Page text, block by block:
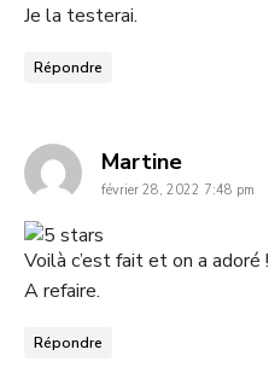
Je la testerai.
Répondre
Martinesays:
février 28, 2022 7:48 pm
Voilà c’est fait et on a adoré !
A refaire.
Répondre